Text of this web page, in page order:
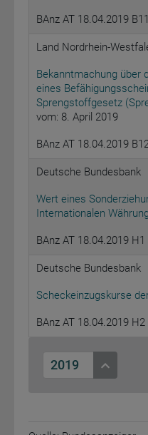
BAnz AT 18.04.2019 B11
Land Nordrhein-
Bekanntmachung über
eines
Sprengstoffgesetz
vom: 8. April 2019
BAnz AT 18.04.2019
Deutsche Bundesbank
Wert eines
Internationalen
BAnz AT 18.04.2019 H1
Deutsche Bundesbank
Scheckeinzugskurse
BAnz AT 18.04.2019 H2
2019